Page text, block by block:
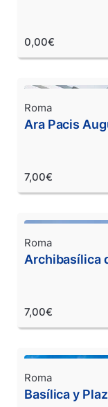
0,00€
Roma
Ara Pacis
7,00€
Roma
Archibasílica
7,00€
Roma
Basílica y